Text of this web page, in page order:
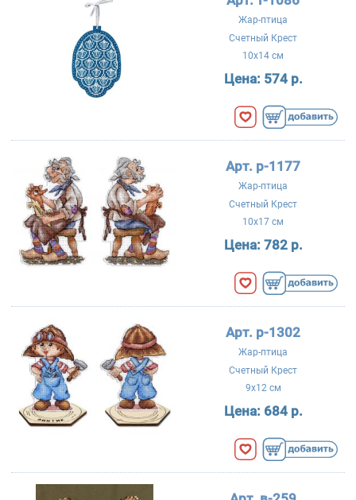
Жар-птица
Счетный Крест
10x14 см
Цена: 574 р.
Арт. р-1177
Жар-птица
Счетный Крест
10x17 см
Цена: 782 р.
Арт. р-1302
Жар-птица
Счетный Крест
9x12 см
Цена: 684 р.